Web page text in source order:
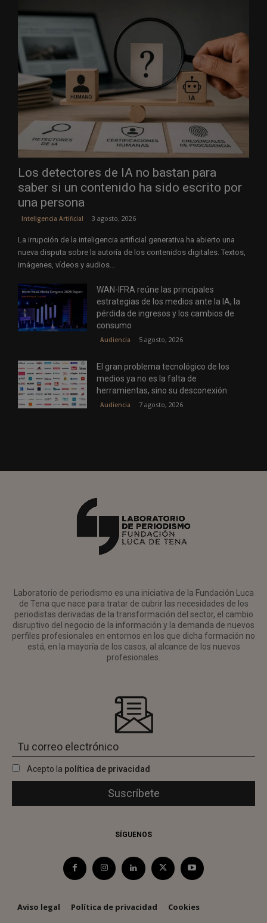
Los detectores de IA no bastan para
saber si un contenido ha sido escrito por
una persona
Inteligencia Artificial 3 agosto, 2026
La irrupción de la inteligencia artificial generativa ha abierto una
nueva disputa sobre la autoría de los contenidos digitales. Textos,
imágenes, vídeos y audios...
WAN-IFRA reúne las principales
estrategias de los medios ante la IA, la
pérdida de ingresos y los cambios de
consumo
Audiencia 5 agosto, 2026
El gran problema tecnológico de los
medios ya no es la falta de
herramientas, sino su desconexión
Audiencia 7 agosto, 2026
Laboratorio de periodismo es una iniciativa de la Fundación Luca
de Tena que nace para tratar de cubrir las necesidades de los
periodistas derivadas de la transformación del sector, el cambio
disruptivo del negocio de la información y la demanda de nuevos
perfiles profesionales en entornos en los que dicha formación no
está, en la mayoría de los casos, al alcance de los nuevos
profesionales.
Acepto la política de privacidad
SÍGUENOS
Aviso legal Política de privacidad Cookies